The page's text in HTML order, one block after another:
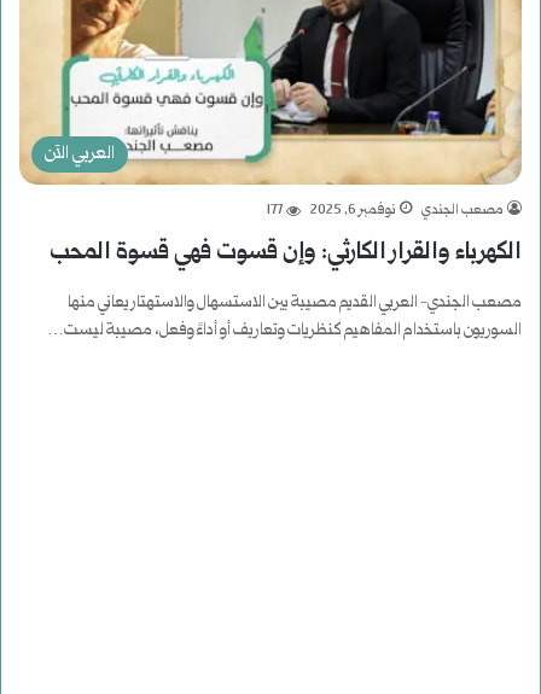
العربي الآن
مصعب الجندي نوفمبر 6, 2025 177
الكهرباء والقرار الكارثي: وإن قسوت فهي قسوة المحب
مصعب الجندي- العربي القديم مصيبة بين الاستسهال والاستهتار يعاني منها
السوريون باستخدام المفاهيم كنظريات وتعاريف أو أداءً وفعل، مصيبة ليست…